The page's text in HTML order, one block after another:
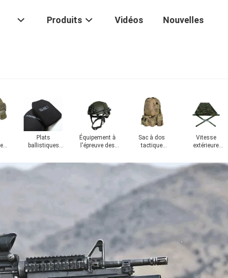
Produits Vidéos Nouvelles
Équipement
électrique
Un sac de
premiers soins